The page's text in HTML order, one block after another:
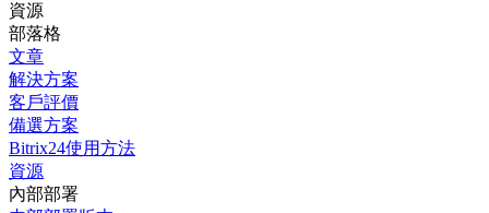
資源
部落格
文章
解決方案
客戶評價
備選方案
Bitrix24使用方法
資源
內部部署